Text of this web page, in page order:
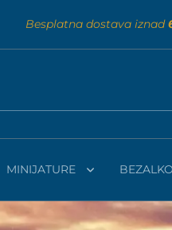
Besplatna dostava iznad
MINIJATURE